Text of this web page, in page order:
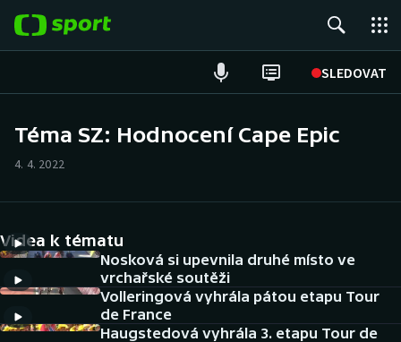
SLEDOVAT
Hokej
Tenis
Atletika
Cyklistika
DALŠÍ SPORTY
Téma SZ: Hodnocení Cape Epic
4. 4. 2022
Videa k tématu
Nosková si upevnila druhé místo ve
vrchařské soutěži
Volleringová vyhrála pátou etapu Tour
de France
Haugstedová vyhrála 3. etapu Tour de